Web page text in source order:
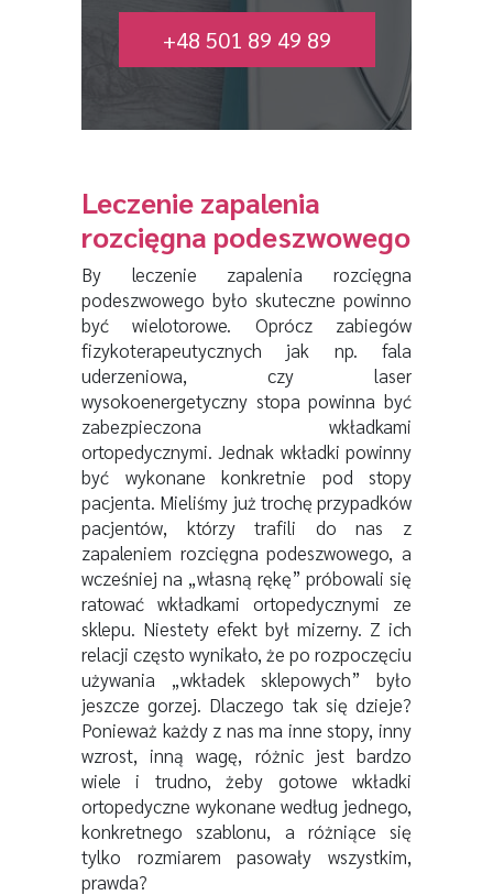
+48 501 89 49 89
Leczenie zapalenia
rozcięgna podeszwowego
By leczenie zapalenia rozcięgna
podeszwowego było skuteczne powinno
być wielotorowe. Oprócz zabiegów
fizykoterapeutycznych jak np. fala
uderzeniowa, czy laser
wysokoenergetyczny stopa powinna być
zabezpieczona wkładkami
ortopedycznymi. Jednak wkładki powinny
być wykonane konkretnie pod stopy
pacjenta. Mieliśmy już trochę przypadków
pacjentów, którzy trafili do nas z
zapaleniem rozcięgna podeszwowego, a
wcześniej na „własną rękę” próbowali się
ratować wkładkami ortopedycznymi ze
sklepu. Niestety efekt był mizerny. Z ich
relacji często wynikało, że po rozpoczęciu
używania „wkładek sklepowych” było
jeszcze gorzej. Dlaczego tak się dzieje?
Ponieważ każdy z nas ma inne stopy, inny
wzrost, inną wagę, różnic jest bardzo
wiele i trudno, żeby gotowe wkładki
ortopedyczne wykonane według jednego,
konkretnego szablonu, a różniące się
tylko rozmiarem pasowały wszystkim,
prawda?